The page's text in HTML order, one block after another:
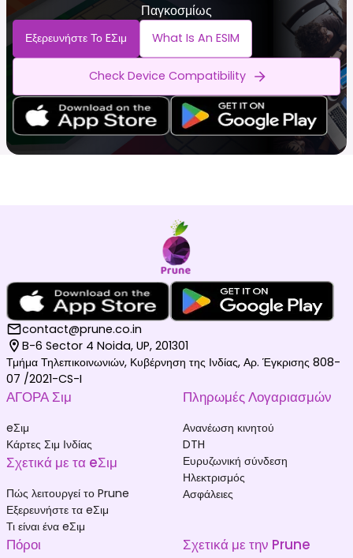
Παγκοσμίως
Εξερευνήστε Το EΣιμ What Is An ESIM
Check Device Compatibility
contact@prune.co.in
B-6 Sector 4 Noida, UP, 201301
Τμήμα Τηλεπικοινωνιών, Κυβέρνηση της Ινδίας, Αρ. Έγκρισης 808-
07 /2021-CS-I
ΑΓΟΡΑ Σιμ
eΣιμ
Κάρτες Σιμ Ινδίας
Σχετικά με τα eΣιμ
Πώς λειτουργεί το Prune
Εξερευνήστε τα eΣιμ
Τι είναι ένα eΣιμ
Πληρωμές Λογαριασμών
Ανανέωση κινητού
DTH
Ευρυζωνική σύνδεση
Ηλεκτρισμός
Ασφάλειες
Πόροι Σχετικά με την Prune